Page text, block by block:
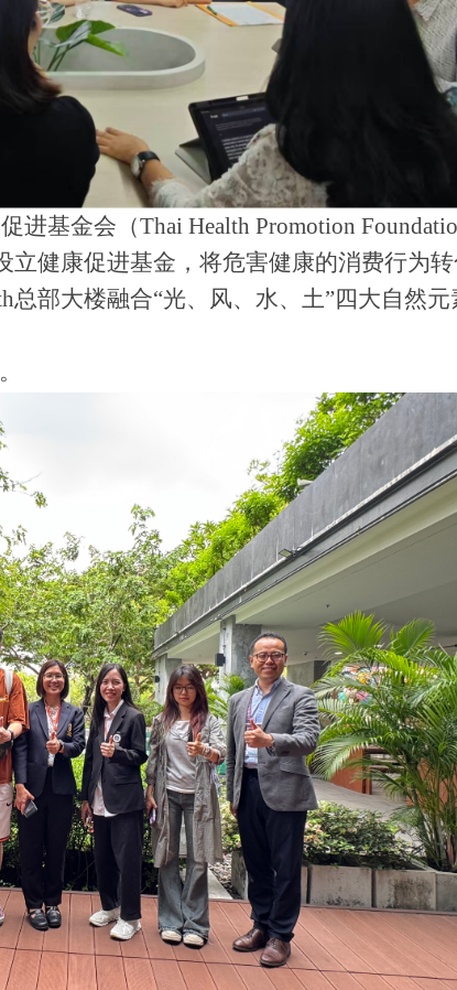
进基金会（Thai Health Promotion
健康促进基金，将危害健康的消费行为
部大楼融合“光、风、水、土”四大自然